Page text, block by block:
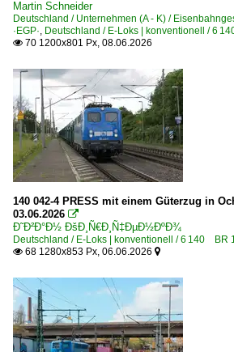
Müllheim (Baden)
Münster (Westf) Hbf ·EMST·
Neckargerach
Neuenburg (Baden)
Neuwied
Niederndodeleben
Niemberg
Nürnberg Hbf ·NN·
Osnabrück
Plauen
Bahnhöfe (R - Z)
Recklinghausen
Regis-Breitingen
Martin Schneider
Deutschland / Unternehmen (A - K) /
·EGP·, Deutschland / E-Loks | konventionell /
 70 1200x801 Px, 08.06.2026
140 042-4 PRESS mit einem Güterzug in
03.06.2026 
Ð˜Ð²Ð°Ð½ ÐšÐ¸Ñ€Ð¸Ñ‡ÐµÐ½ÐºÐ¾
Deutschland / E-Loks | konventionell / 6 140
 68 1280x853 Px, 06.06.2026 